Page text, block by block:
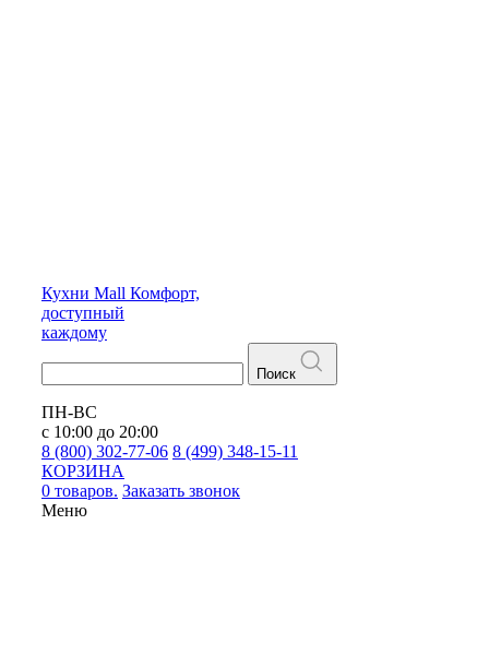
Кухни Mall Комфорт,
доступный
каждому
Поиск
ПН-ВС
с 10:00 до 20:00
8 (800) 302-77-06 8 (499) 348-15-11
КОРЗИНА
0 товаров. Заказать звонок
Меню